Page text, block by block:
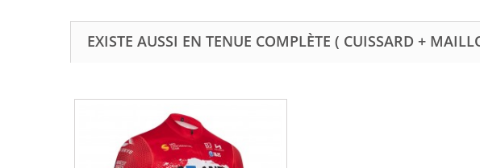
EXISTE AUSSI EN TENUE COMPLÈTE ( CUISSARD +